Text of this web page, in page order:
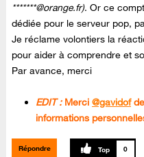
*******@orange.fr). Or ce
dédiée pour le serveur pop,
Je réclame volontiers la
pour aider à comprendre et
Par avance, merci
EDIT : Merci@gavidof
informations
Répondre 0